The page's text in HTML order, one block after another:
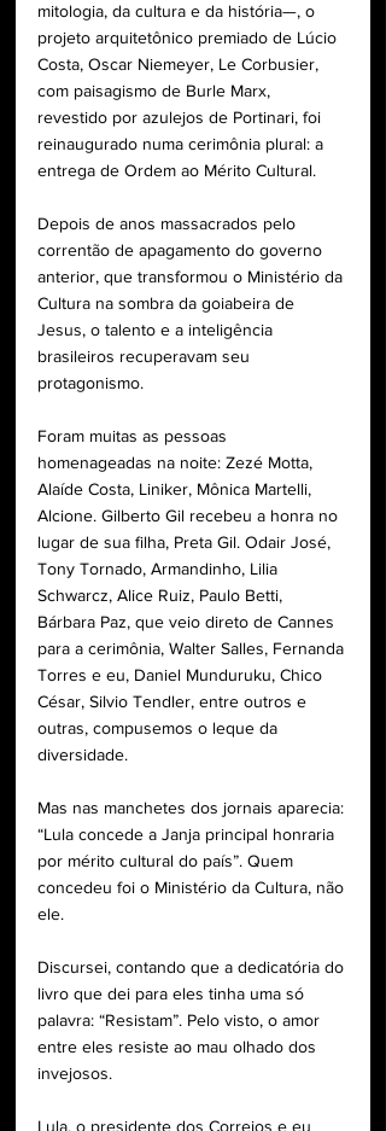
mitologia, da cultura e da história—, o
projeto arquitetônico premiado de Lúcio
Costa, Oscar Niemeyer, Le Corbusier,
com paisagismo de Burle Marx,
revestido por azulejos de Portinari, foi
reinaugurado numa cerimônia plural: a
entrega de Ordem ao Mérito Cultural.
Depois de anos massacrados pelo
correntão de apagamento do governo
anterior, que transformou o Ministério da
Cultura na sombra da goiabeira de
Jesus, o talento e a inteligência
brasileiros recuperavam seu
protagonismo.
Foram muitas as pessoas
homenageadas na noite: Zezé Motta,
Alaíde Costa, Liniker, Mônica Martelli,
Alcione. Gilberto Gil recebeu a honra no
lugar de sua filha, Preta Gil. Odair José,
Tony Tornado, Armandinho, Lilia
Schwarcz, Alice Ruiz, Paulo Betti,
Bárbara Paz, que veio direto de Cannes
para a cerimônia, Walter Salles, Fernanda
Torres e eu, Daniel Munduruku, Chico
César, Silvio Tendler, entre outros e
outras, compusemos o leque da
diversidade.
Mas nas manchetes dos jornais aparecia:
“Lula concede a Janja principal honraria
por mérito cultural do país”. Quem
concedeu foi o Ministério da Cultura, não
ele.
Discursei, contando que a dedicatória do
livro que dei para eles tinha uma só
palavra: “Resistam”. Pelo visto, o amor
entre eles resiste ao mau olhado dos
invejosos.
Lula, o presidente dos Correios e eu